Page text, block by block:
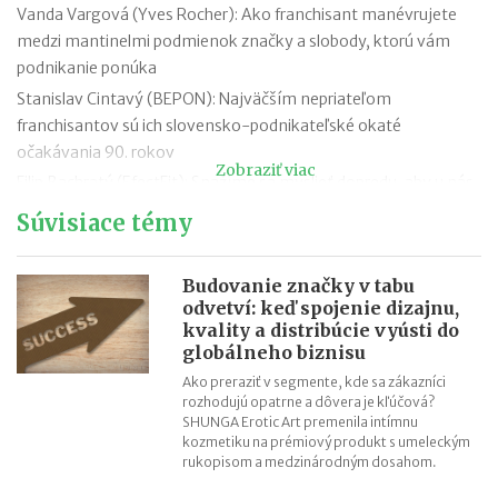
Vanda Vargová (Yves Rocher): Ako franchisant manévrujete
medzi mantinelmi podmienok značky a slobody, ktorú vám
podnikanie ponúka
Stanislav Cintavý (BEPON): Najväčším nepriateľom
franchisantov sú ich slovensko-podnikateľské okaté
očakávania 90. rokov
Filip Bachratý (EfectFit): Snažíme sa myslieť dopredu, aby u nás
zákazníci našli všetko, čo hľadajú
Iveta Živicová (ERA): Ak je niekto individualista, nech ide cestou
je pre tímových hráčov
Ľubica Mačugová (Cyprianus): Nevzdávajte sa pri prvom
neúspechu, každé poznanie vás posúva ďalej. Najdôležitejšia je
chuť a výdrž
Roman Fridrich (Coffee Brothers): Až keď sme mali produkt
hodný franchisingu, pustili sme sa do budovania siete
Mohla si vybrať medzi dovolenkou v Thajsku a vyšívacím
Zobraziť viac
Súvisiace témy
Budovanie značky v tabu
odvetví: keď spojenie dizajnu,
kvality a distribúcie vyústi do
globálneho biznisu
Ako preraziť v segmente, kde sa zákazníci
rozhodujú opatrne a dôvera je kľúčová?
SHUNGA Erotic Art premenila intímnu
kozmetiku na prémiový produkt s umeleckým
rukopisom a medzinárodným dosahom.